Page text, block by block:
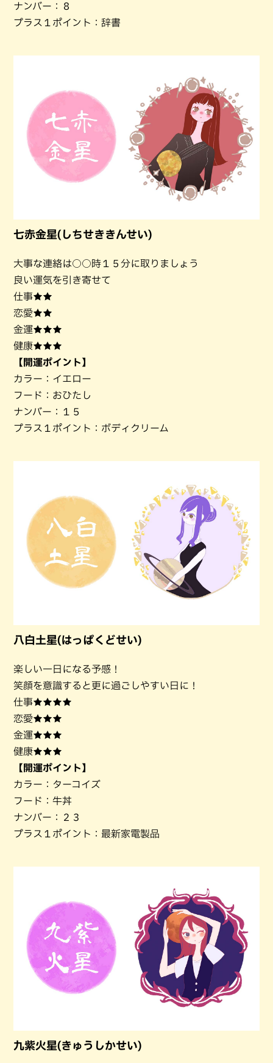
ナンバー：８
プラス１ポイント：辞書
七赤金星(しちせききんせい)
大事な連絡は○○時１５分に取りましょう
良い運気を引き寄せて
仕事★★
恋愛★★
金運★★★
健康★★★
【開運ポイント】
カラー：イエロー
フード：おひたし
ナンバー：１５
プラス１ポイント：ボディクリーム
八白土星(はっぱくどせい)
楽しい一日になる予感！
笑顔を意識すると更に過ごしやすい日に！
仕事★★★★
恋愛★★★
金運★★★
健康★★★
【開運ポイント】
カラー：ターコイズ
フード：牛丼
ナンバー：２３
プラス１ポイント：最新家電製品
九紫火星(きゅうしかせい)